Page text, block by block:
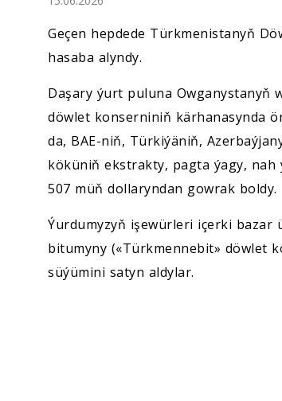
Medeniýet
Ylym
Sport
Geçen hepdede Türkmenistanyň
hasaba alyndy.
Daşary ýurt puluna Owganystanyň
döwlet konserniniň kärhanasynda
da, BAE-niň, Türkiýäniň,
köküniň ekstrakty, pagta ýagy, nah
507 müň dollaryndan gowrak boldy.
Ýurdumyzyň işewürleri içerki bazar
bitumyny («Türkmennebit» döwlet
süýümini satyn aldylar.